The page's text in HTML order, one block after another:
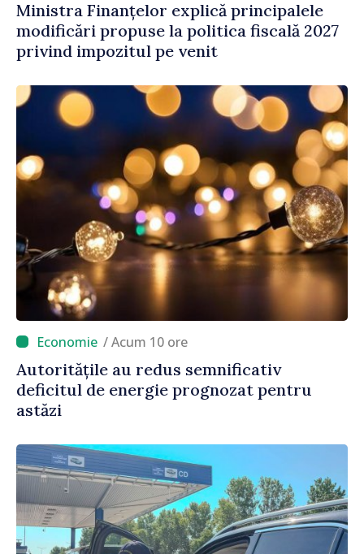
Ministra Finanțelor explică principalele
modificări propuse la politica fiscală 2027
privind impozitul pe venit
/ Acum 10 ore
Autoritățile au redus semnificativ
deficitul de energie prognozat pentru
astăzi